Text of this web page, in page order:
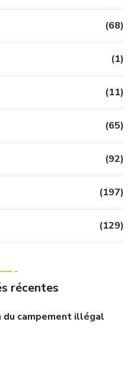
(68)
(1)
(11)
(65)
(92)
(197)
(129)
récentes
du campement illégal